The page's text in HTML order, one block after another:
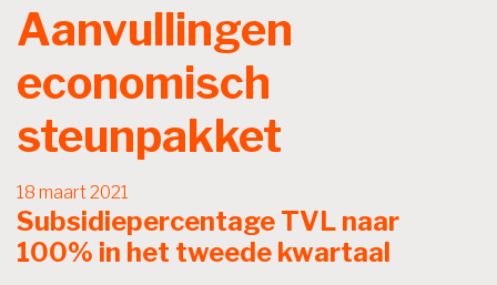
Aanvullingen
economisch
steunpakket
18 maart 2021
Subsidiepercentage TVL naar
100% in het tweede kwartaal